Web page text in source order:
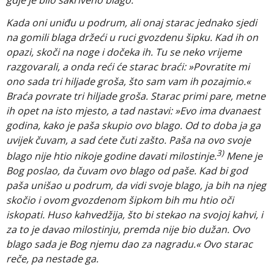
Kada oni uniđu u podrum, ali onaj starac jednako sjedi
na gomili blaga držeći u ruci gvozdenu šipku. Kad ih on
opazi, skoči na noge i dočeka ih. Tu se neko vrijeme
razgovarali, a onda reći će starac braći: »Povratite mi
ono sada tri hiljade groša, što sam vam ih pozajmio.«
Braća povrate tri hiljade groša. Starac primi pare, metne
ih opet na isto mjesto, a tad nastavi: »Evo ima dvanaest
godina, kako je paša skupio ovo blago. Od to doba ja ga
uvijek čuvam, a sad ćete čuti zašto. Paša na ovo svoje
blago nije htio nikoje godine davati milostinje.3)Mene je
Bog poslao, da čuvam ovo blago od paše. Kad bi god
paša unišao u podrum, da vidi svoje blago, ja bih na njeg
skočio i ovom gvozdenom šipkom bih mu htio oči
iskopati. Huso kahvedžija, što bi stekao na svojoj kahvi, i
za to je davao milostinju, premda nije bio dužan. Ovo
blago sada je Bog njemu dao za nagradu.« Ovo starac
reče, pa nestade ga.